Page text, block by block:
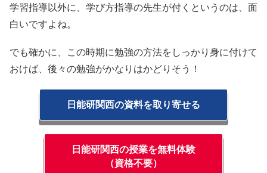
学習指導以外に、学び方指導の先生が付くというのは、面
白いですよね。
でも確かに、この時期に勉強の方法をしっかり身に付けて
おけば、後々の勉強がかなりはかどりそう！
日能研関西の資料を取り寄せる
日能研関西の授業を無料体験
（資格不要）